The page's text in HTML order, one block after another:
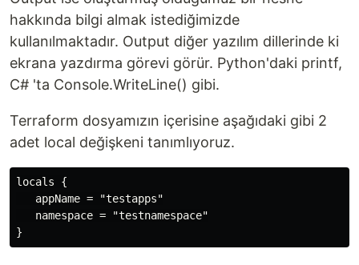
hakkında bilgi almak istediğimizde
kullanılmaktadır. Output diğer yazılım dillerinde ki
ekrana yazdırma görevi görür. Python'daki printf,
C# 'ta Console.WriteLine() gibi.
Terraform dosyamızın içerisine aşağıdaki gibi 2
adet local değişkeni tanımlıyoruz.
locals {
   appName = "testapps"
   namespace = "testnamespace"